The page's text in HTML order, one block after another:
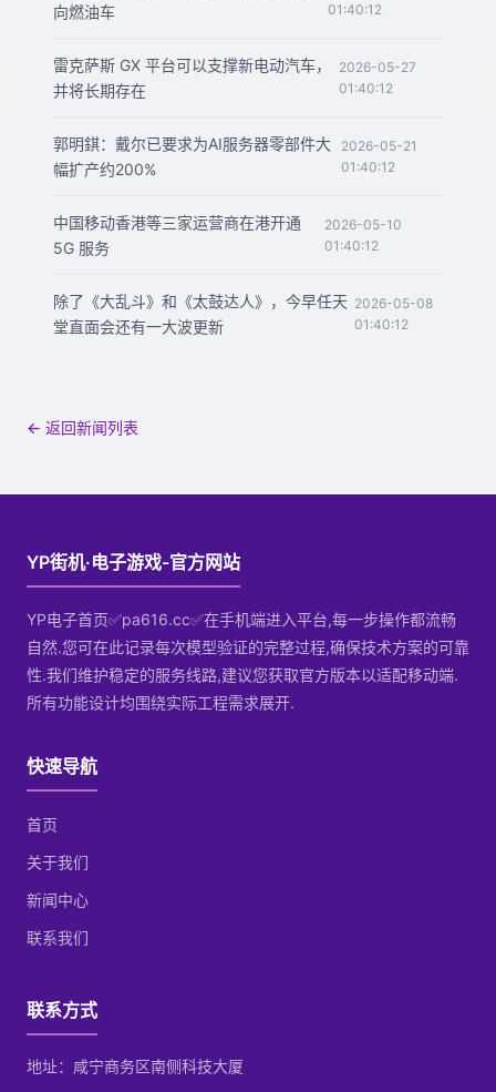
向燃油车
01:40:12
雷克萨斯 GX 平台可以支撑新电动汽车，
并将长期存在
2026-05-27
01:40:12
郭明錤：戴尔已要求为AI服务器零部件大
幅扩产约200%
2026-05-21
01:40:12
中国移动香港等三家运营商在港开通
5G 服务
2026-05-10
01:40:12
除了《大乱斗》和《太鼓达人》，今早任天
堂直面会还有一大波更新
2026-05-08
01:40:12
← 返回新闻列表
YP街机·电子游戏-官方网站
YP电子首页✅pa616.cc✅在手机端进入平台,每一步操作都流畅
自然.您可在此记录每次模型验证的完整过程,确保技术方案的可靠
性.我们维护稳定的服务线路,建议您获取官方版本以适配移动端.
所有功能设计均围绕实际工程需求展开.
快速导航
首页
关于我们
新闻中心
联系我们
联系方式
地址：咸宁商务区南侧科技大厦